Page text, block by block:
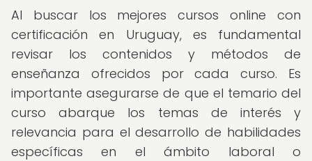
Al buscar los mejores cursos online con
certificación en Uruguay, es fundamental
revisar los contenidos y métodos de
enseñanza ofrecidos por cada curso. Es
importante asegurarse de que el temario del
curso abarque los temas de interés y
relevancia para el desarrollo de habilidades
específicas en el ámbito laboral o